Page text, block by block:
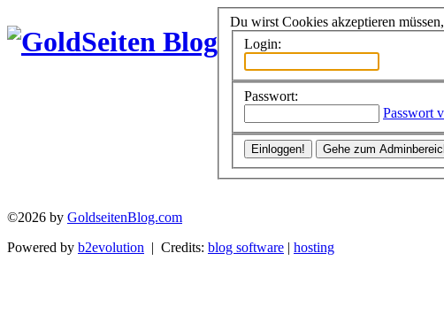
Du wirst Cookies akzeptieren
Login:
Passwort:
Passwort
©2026 by GoldseitenBlog.com
Powered by b2evolution | Credits: blog software | hosting